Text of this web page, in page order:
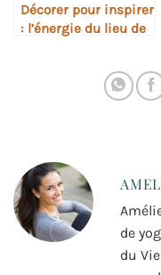
Décorer pour inspirer
: l’énergie du lieu de
de
du